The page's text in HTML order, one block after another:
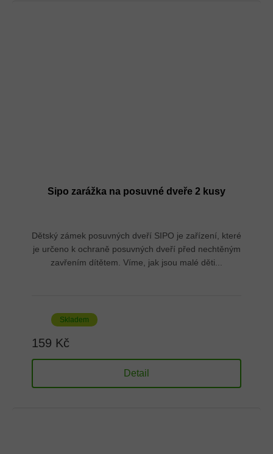
Sipo zarážka na posuvné dveře 2 kusy
Dětský zámek posuvných dveří SIPO je zařízení, které
je určeno k ochraně posuvných dveří před nechtěným
zavřením dítětem. Víme, jak jsou malé děti...
Skladem
159 Kč
Detail